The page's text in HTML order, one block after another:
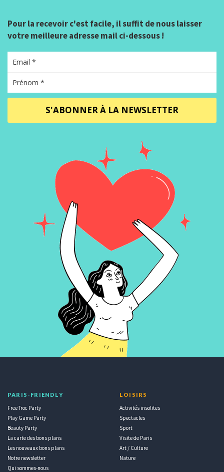
Pour la recevoir c'est facile, il suffit de nous laisser
votre meilleure adresse mail ci-dessous !
S'ABONNER À LA NEWSLETTER
PARIS-FRIENDLY
Free Troc Party
Play Game Party
Beauty Party
La carte des bons plans
Les nouveaux bons plans
Notre newsletter
Qui sommes-nous
LOISIRS
Activités insolites
Spectacles
Sport
Visite de Paris
Art / Culture
Nature